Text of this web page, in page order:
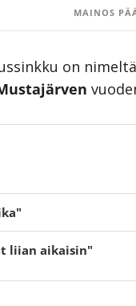
MAINOS
on
liian aikaisin"